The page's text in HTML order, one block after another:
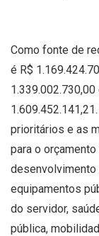
Como fonte de
é R$
prioritários e as
para o
desenvolvimento
equipamentos
do servidor,
pública,